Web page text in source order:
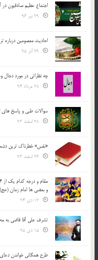
اجتماع عظیم صادقیون در
احادیث معصومین درباره
چه نظراتی در مورد دجال
سوالات طبی و پاسخ های
«نفس» خطرناک ترین
و بعضي ها امام زمان (عج)
تشرف علي آقا قاضي به
طرح همگانی خواندن